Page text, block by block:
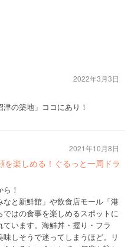
の築地」ココにあり！
2022年3月3日
を楽しめる！ぐるっと一周ドラ
！
と新鮮館」や飲食店モール「港
はの食事を楽しめるスポットに
います。海鮮丼・握り・フラ
しそうで迷ってしまうほど。リ
2021年10月8日